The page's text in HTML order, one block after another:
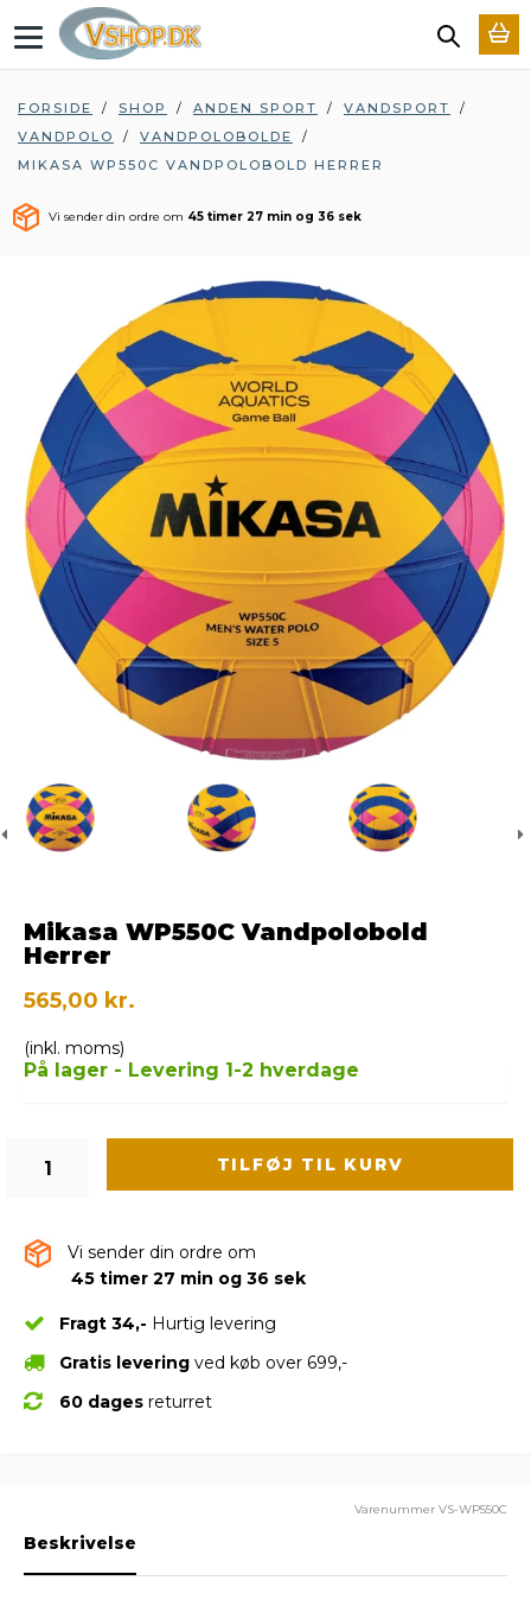
T
g
l
e
n
v
i
FORSIDE / SHOP / ANDEN SPORT / VANDSPORT
/
VANDPOLO
/ VANDPOLOBOLDE
/
MIKASA WP550C VANDPOLOBOLD HERRER
Vi sender din ordre om 45 timer 27 min og 35 sek
Mikasa WP550C Vandpolobold
Herrer
565,00 kr.
(inkl. moms)
På lager - Levering 1-2 hverdage
TILFØJ TIL KURV
Vi sender din ordre om
45 timer 27 min og 35 sek
Fragt 34,- Hurtig levering
Gratis levering ved køb over 699,-
60 dages returret
Varenummer VS-WP550C
Beskrivelse